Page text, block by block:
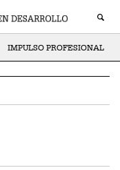
IMPULSO PROFESIONAL